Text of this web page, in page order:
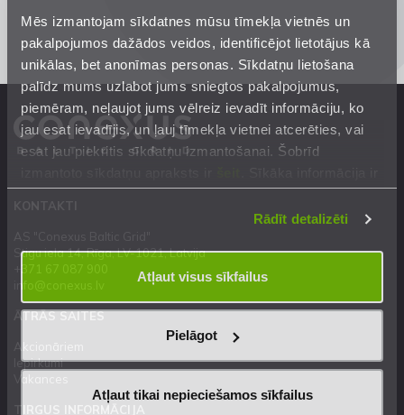
Mēs izmantojam sīkdatnes mūsu tīmekļa vietnēs un
pakalpojumos dažādos veidos, identificējot lietotājus kā
unikālas, bet anonīmas personas. Sīkdatņu lietošana
palīdz mums uzlabot jums sniegtos pakalpojumus,
piemēram, neļaujot jums vēlreiz ievadīt informāciju, ko
jau esat ievadījis, un ļauj tīmekļa vietnei atcerēties, vai
esat jau piekritis sīkdatņu izmantošanai. Šobrīd
mūsuPrivātuma atrunā.
Rādīt detalizēti
Atļaut visus sīkfailus
Pielāgot
Atļaut tikai nepieciešamos sīkfailus
Stigu iela 14, Rīga, LV-1021, Latvija
ĀTRĀS SAITES
Iepirkumi